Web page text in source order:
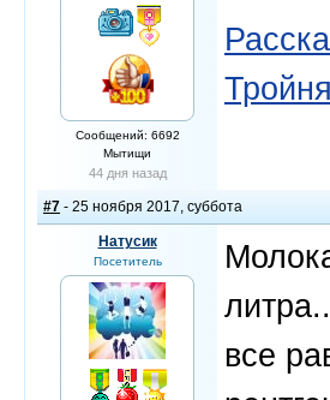
Сообщений: 6692
Мытищи
44 дня назад
#7 - 25 ноября 2017, суббота
Натусик
Посетитель
все